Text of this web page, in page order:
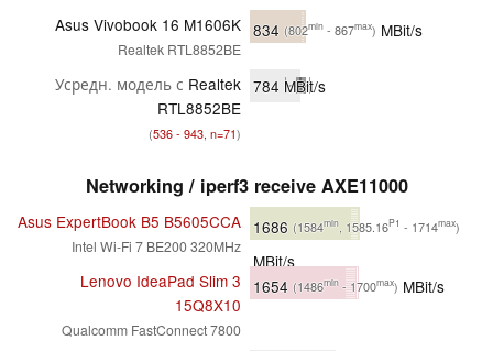
Asus Vivobook 16 M1606K
Realtek RTL8852BE
834 (802min - 867max) MBit/s
Усредн. модель с Realtek
RTL8852BE
(536 - 943, n=71)
784 MBit/s
Networking / iperf3 receive AXE11000
Asus ExpertBook B5 B5605CCA
Intel Wi-Fi 7 BE200 320MHz
1686 (1584min, 1585.16P1 - 1714max)
MBit/s
Lenovo IdeaPad Slim 3
15Q8X10
Qualcomm FastConnect 7800
1654 (1486min - 1700max) MBit/s